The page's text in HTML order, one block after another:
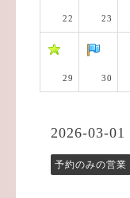
22 23
29 30
2026-03-01
予約のみの営業